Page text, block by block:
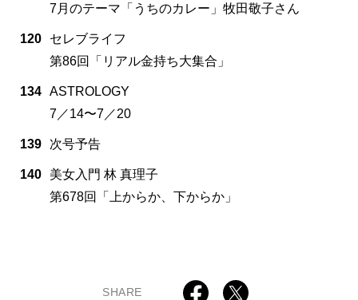
7月のテーマ「うちのカレー」牧田敬子さん
120
セレブライフ
第86回「リアル金持ち大集合」
134 ASTROLOGY
7／14〜7／20
139 次号予告
140
美女入門 林 真理子
第678回「上からか、下からか」
SHARE